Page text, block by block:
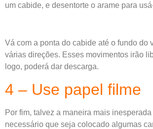
um cabide, e desentorte o arame para
Vá com a ponta do cabide até o fundo do
várias direções. Esses movimentos irão
logo, poderá dar descarga.
4 – Use papel filme
Por fim, talvez a maneira mais
necessário que seja colocado algumas